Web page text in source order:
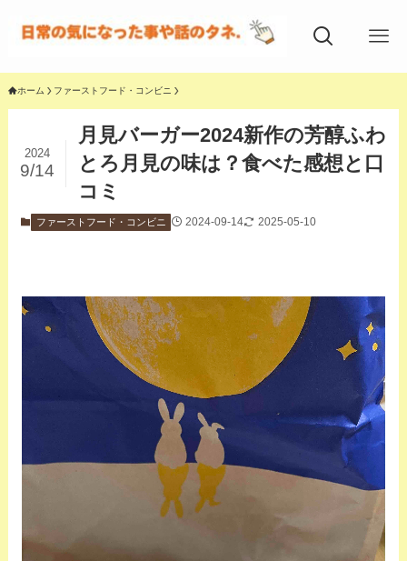
ホーム ファーストフード・コンビニ
月見バーガー2024新作の芳醇ふわ
とろ月見の味は？食べた感想と口
コミ
2024
9/14
ファーストフード・コンビニ 2024-09-14 2025-05-10